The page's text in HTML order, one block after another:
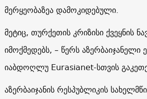
მერყეობაზეა დამოკიდებული.
მეტიც, თურქეთის კრიზისი ქვეყნის
იმოქმედებს, – წერს აზერბაიჯანელი
იაბდოღლუ Eurasianet-სთვის
აზერბაიჯანის რესპუბლიკის